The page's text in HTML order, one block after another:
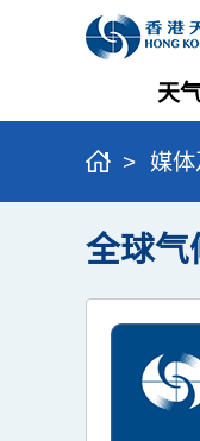
天
展
开
> 媒
全球气